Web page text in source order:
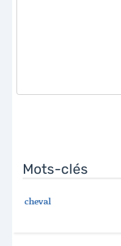
Mots-clés
cheval